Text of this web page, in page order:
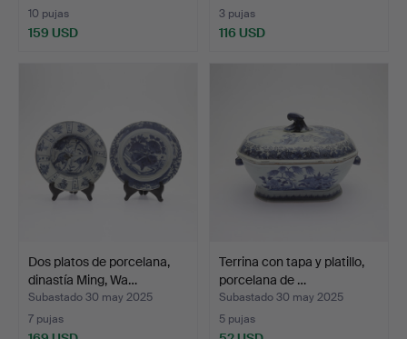
10 pujas
159 USD
3 pujas
116 USD
Dos platos de porcelana,
dinastía Ming, Wa…
Subastado 30 may 2025
7 pujas
Terrina con tapa y platillo,
porcelana de …
Subastado 30 may 2025
5 pujas